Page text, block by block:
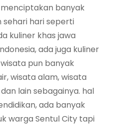
banyak
sehari hari seperti
kuliner khas jawa
ada juga kuliner
pun banyak
wisata alam, wisata
lain sebagainya. hal
ada banyak
warga Sentul City tapi